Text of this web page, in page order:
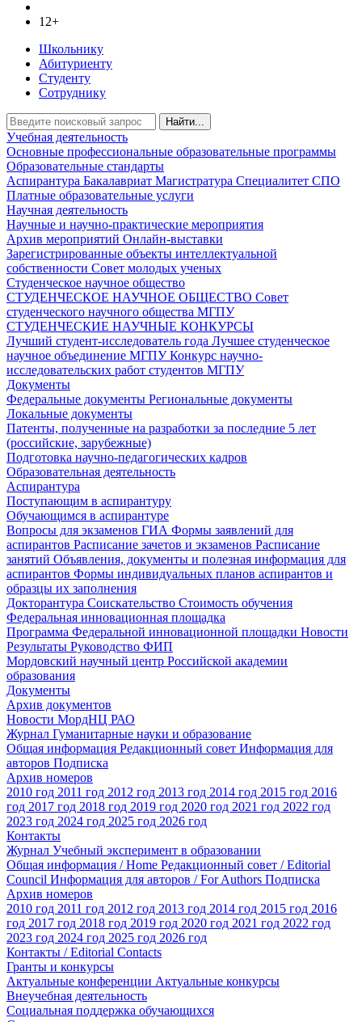
12+
Школьнику
Абитуриенту
Студенту
Сотруднику
Найти...
Учебная деятельность
Основные профессиональные образовательные программы
Образовательные стандарты
Аспирантура Бакалавриат Магистратура Специалитет СПО
Платные образовательные услуги
Научная деятельность
Научные и научно-практические мероприятия
Архив мероприятий Онлайн-выставки
Зарегистрированные объекты интеллектуальной
собственности Совет молодых ученых
Студенческое научное общество
СТУДЕНЧЕСКОЕ НАУЧНОЕ ОБЩЕСТВО Совет
студенческого научного общества МГПУ
СТУДЕНЧЕСКИЕ НАУЧНЫЕ КОНКУРСЫ
Лучший студент-исследователь года Лучшее студенческое
научное объединение МГПУКонкурс научно-
исследовательских работ студентов МГПУ
Документы
Федеральные документы Региональные документы
Локальные документы
Патенты, полученные на разработки за последние 5 лет
(российские, зарубежные)
Подготовка научно-педагогических кадров
Образовательная деятельность
Аспирантура
Поступающим в аспирантуру
Обучающимся в аспирантуре
Вопросы для экзаменов ГИА Формы заявлений для
аспирантов Расписание зачетов и экзаменов Расписание
занятий Объявления, документы и полезная информация для
аспирантов Формы индивидуальных планов аспирантов и
образцы их заполнения
Докторантура Соискательство Стоимость обучения
Федеральная инновационная площадка
Программа Федеральной инновационной площадки Новости
Результаты Руководство ФИП
Мордовский научный центр Российской академии
образования
Документы
Архив документов
Новости МордНЦ РАО
Журнал Гуманитарные науки и образование
Общая информация Редакционный совет Информация для
авторов Подписка
Архив номеров
2010 год 2011 год 2012 год 2013 год 2014 год 2015 год 2016
год 2017 год 2018 год 2019 год 2020 год 2021 год 2022 год
2023 год 2024 год 2025 год 2026 год
Контакты
Журнал Учебный эксперимент в образовании
Общая информация / Home Редакционный совет / Editorial
Council Информация для авторов / For Authors Подписка
Архив номеров
2010 год 2011 год 2012 год 2013 год 2014 год 2015 год 2016
год 2017 год 2018 год 2019 год 2020 год 2021 год 2022 год
2023 год 2024 год 2025 год 2026 год
Контакты / Editorial Contacts
Гранты и конкурсы
Актуальные конференции Актуальные конкурсы
Внеучебная деятельность
Социальная поддержка обучающихся